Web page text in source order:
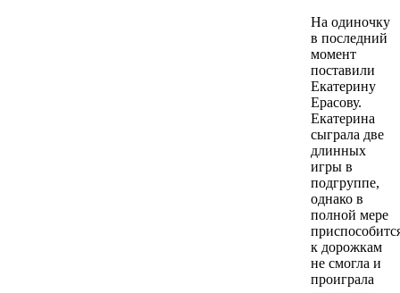
На одиночку
в последний
момент
поставили
Екатерину
Ерасову.
Екатерина
сыграла две
длинных
игры в
подгруппе,
однако в
полной мере
к дорожкам
не смогла и
проиграла